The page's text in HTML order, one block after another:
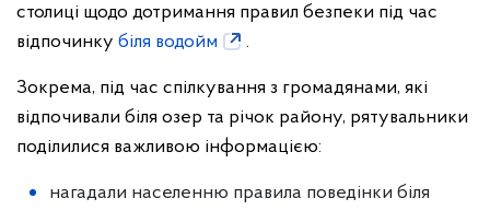
столиці щодо дотримання правил безпеки під час
відпочинку біля водойм .
Зокрема, під час спілкування з громадянами, які
відпочивали біля озер та річок району, рятувальники
поділилися важливою інформацією:
нагадали населенню правила поведінки біля